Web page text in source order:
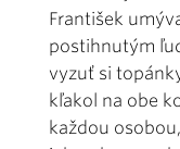
František
postihnutým
vyzuť si
kľakol na obe
každou